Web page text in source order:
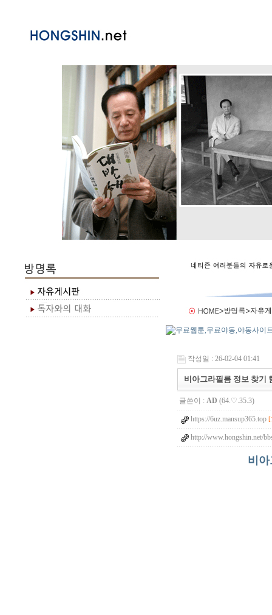
작성일 : 26-02-04 01:41
비아그라필름 정보 찾기
글쓴이 : AD (64.♡.35.3)
https://6uz.mansup365.top
http://www.hongshin.net/
비